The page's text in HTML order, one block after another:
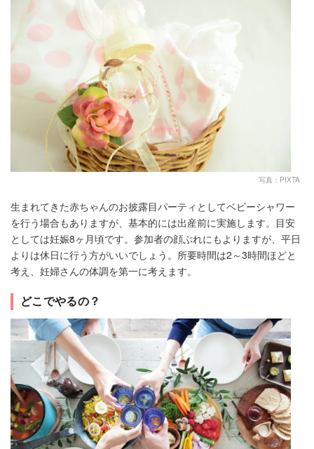
写真：PIXTA
生まれてきた赤ちゃんのお披露目パーティとしてベビーシャワー
を行う場合もありますが、基本的には出産前に実施します。目安
としては妊娠8ヶ月頃です。参加者の顔ぶれにもよりますが、平日
よりは休日に行う方がいいでしょう。所要時間は2～3時間ほどと
考え、妊婦さんの体調を第一に考えます。
どこでやるの？